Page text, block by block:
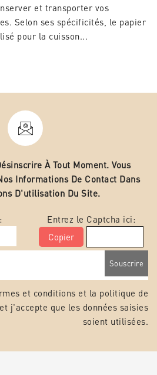
et transporter vos
Selon ses spécificités, le papier
pour la cuisson...
À Tout Moment. Vous
Informations De Contact Dans
D'utilisation Du Site.
Entrez le Captcha ici:
Copier
et conditions et la politique de
et j'accepte que les données saisies
soient utilisées.